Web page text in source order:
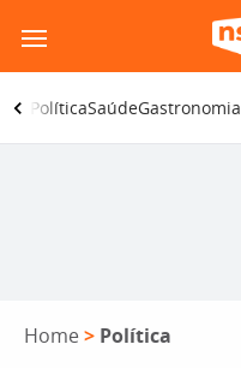
para
o
conteúdo
PolíticaSaúdeGastronomia
Home > Política